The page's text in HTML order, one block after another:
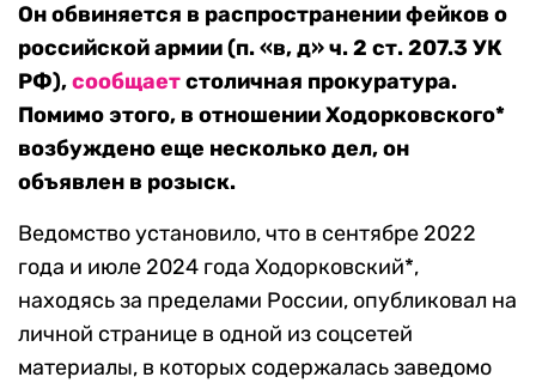
Он обвиняется в распространении фейков о
российской армии (п. «в, д» ч. 2 ст. 207.3 УК
РФ),сообщаетстоличная прокуратура.
Помимо этого, в отношении Ходорковского*
возбуждено еще несколько дел, он
объявлен в розыск.
Ведомство установило, что в сентябре 2022
года и июле 2024 года Ходорковский*,
находясь за пределами России, опубликовал на
личной странице в одной из соцсетей
материалы, в которых содержалась заведомо